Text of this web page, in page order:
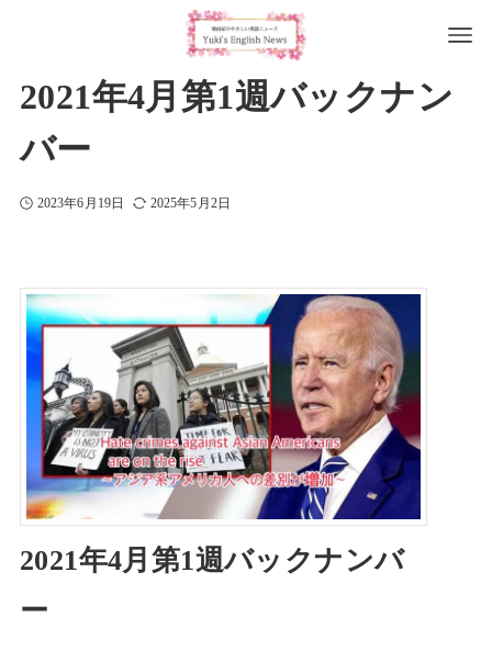
2021年4月第1週バックナン
バー
2023年6月19日 2025年5月2日
2021年4月第1週バックナンバ
ー